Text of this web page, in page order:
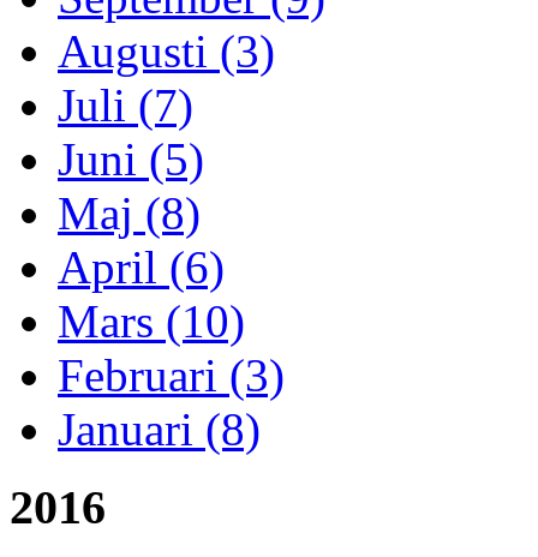
Augusti (3)
Juli (7)
Juni (5)
Maj (8)
April (6)
Mars (10)
Februari (3)
Januari (8)
2016